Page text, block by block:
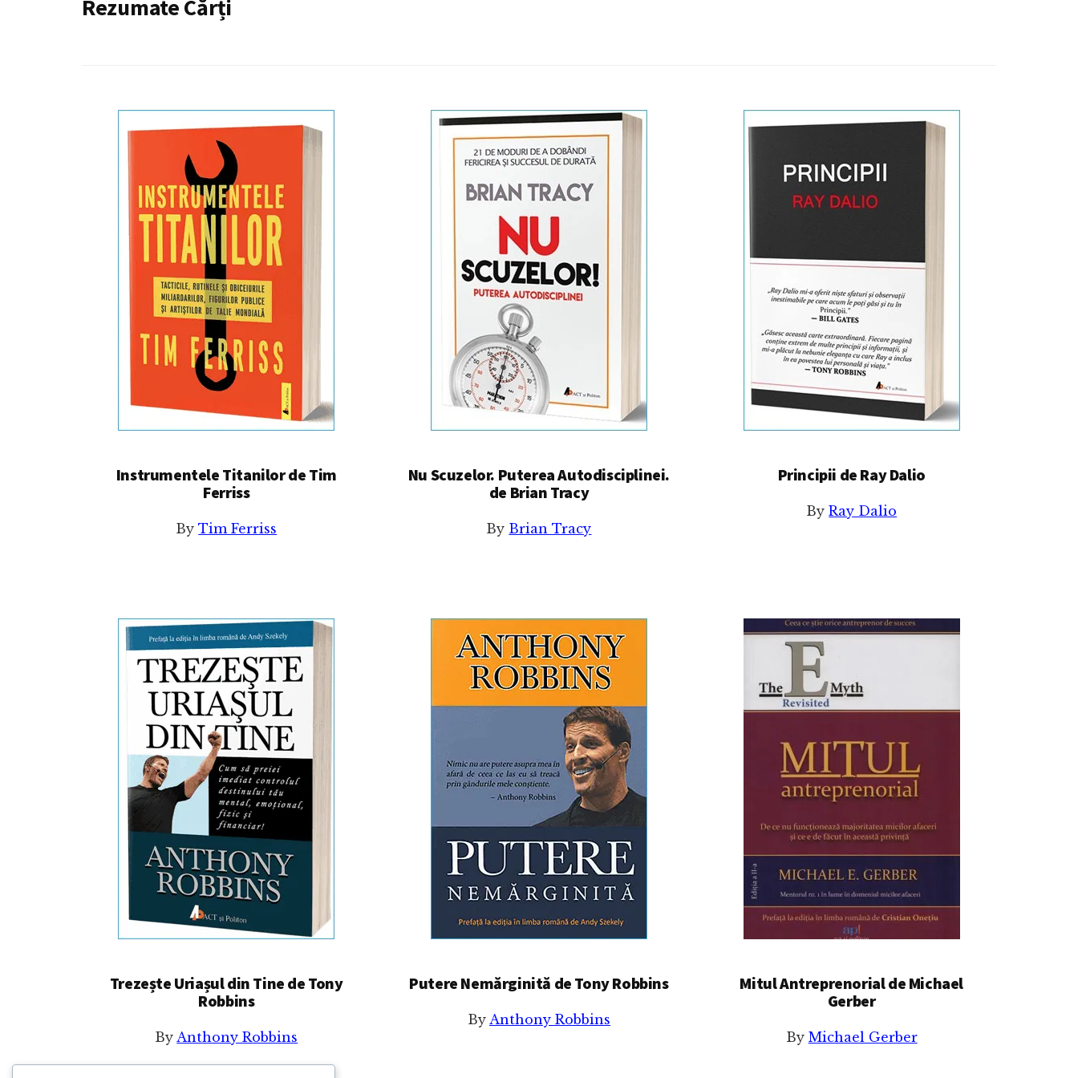
Rezumate Cărți
Instrumentele Titanilor de Tim
Ferriss
ByTim Ferriss
Nu Scuzelor. Puterea Autodisciplinei.
de Brian Tracy
By Brian Tracy
Principii de Ray Dalio
ByRay Dalio
Trezește Uriașul din Tine de Tony
Robbins
ByAnthony Robbins
Putere Nemărginită de Tony Robbins
By Anthony Robbins
Mitul Antreprenorial de Michael
Gerber
By Michael Gerber